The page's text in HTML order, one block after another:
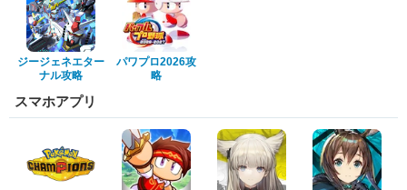
ジージェネエター
ナル攻略
パワプロ2026攻
略
スマホアプリ